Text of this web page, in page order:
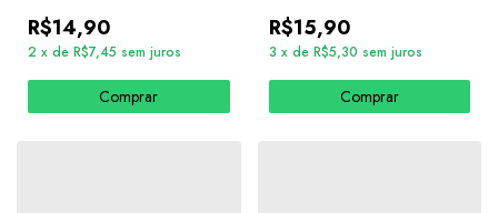
R$14,90
2 x de R$7,45 sem juros
Comprar
R$15,90
3 x de R$5,30 sem juros
Comprar